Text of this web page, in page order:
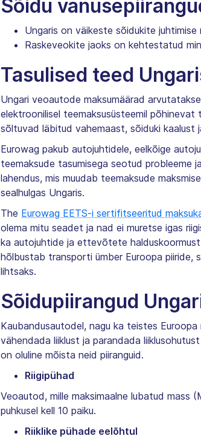
Sõidu
Ungaris on väikeste sõidukite juhtimise
Raskeveokite jaoks on kehtestatud
Tasulised teed
Ungari veoautode maksumäärad
elektroonilisel teemaksusüsteemil
sõltuvad läbitud vahemaast, sõiduki kaalust
Eurowag pakub autojuhtidele, eelkõige
teemaksude tasumisega seotud probleeme
lahendus, mis muudab teemaksude
sealhulgas Ungaris.
The Eurowag EETS-i sertifitseeritud
olema mitu seadet ja nad ei muretse igas
ka autojuhtide ja ettevõtete
hõlbustab transporti ümber Euroopa piiride,
lihtsaks.
Sõidupiirangud
Kaubandusautodel, nagu ka teistes
vähendada liiklust ja parandada
on oluline mõista neid piiranguid.
Riigipühad
Veoautod, mille maksimaalne lubatud mass
puhkusel kell 10 paiku.
Riiklike pühade eelõhtul